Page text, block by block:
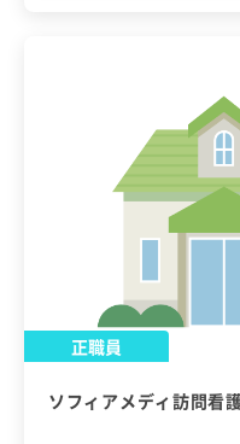
正職員
ソフィアメディ訪問看